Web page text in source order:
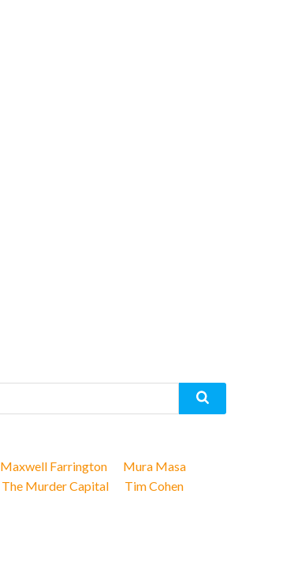
Maxwell Farrington
Mura Masa
The Murder Capital
Tim Cohen